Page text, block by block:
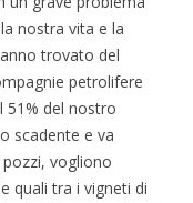
nostra vita e la
trovato del
petrolifere
51% del nostro
scadente e va
vogliono
quali tra i vigneti di